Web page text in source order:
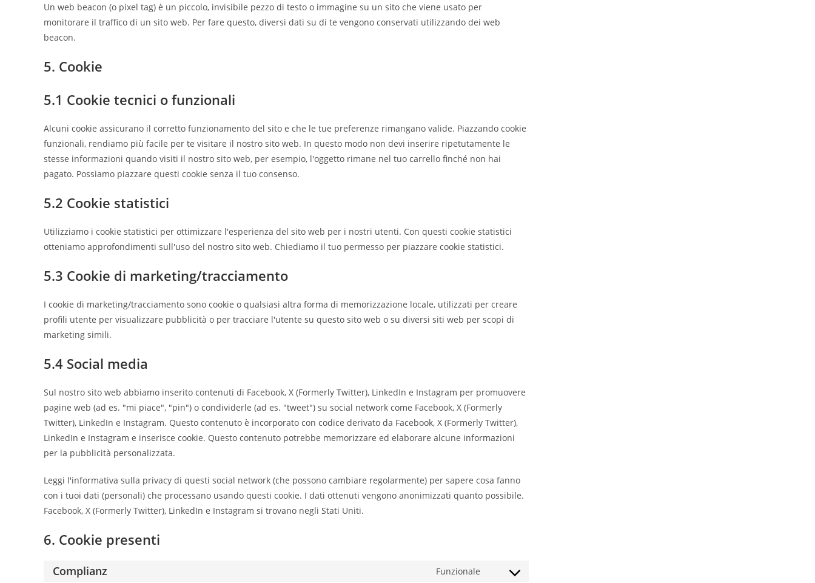
Un web beacon (o pixel tag) è un piccolo, invisibile pezzo di testo o immagine su un sito che viene usato per
monitorare il traffico di un sito web. Per fare questo, diversi dati su di te vengono conservati utilizzando dei web
beacon.
5. Cookie
5.1 Cookie tecnici o funzionali
Alcuni cookie assicurano il corretto funzionamento del sito e che le tue preferenze rimangano valide. Piazzando cookie
funzionali, rendiamo più facile per te visitare il nostro sito web. In questo modo non devi inserire ripetutamente le
stesse informazioni quando visiti il nostro sito web, per esempio, l'oggetto rimane nel tuo carrello finché non hai
pagato. Possiamo piazzare questi cookie senza il tuo consenso.
5.2 Cookie statistici
Utilizziamo i cookie statistici per ottimizzare l'esperienza del sito web per i nostri utenti. Con questi cookie statistici
otteniamo approfondimenti sull'uso del nostro sito web. Chiediamo il tuo permesso per piazzare cookie statistici.
5.3 Cookie di marketing/tracciamento
I cookie di marketing/tracciamento sono cookie o qualsiasi altra forma di memorizzazione locale, utilizzati per creare
profili utente per visualizzare pubblicità o per tracciare l'utente su questo sito web o su diversi siti web per scopi di
marketing simili.
5.4 Social media
Sul nostro sito web abbiamo inserito contenuti di Facebook, X (Formerly Twitter), LinkedIn e Instagram per promuovere
pagine web (ad es. "mi piace", "pin") o condividerle (ad es. "tweet") su social network come Facebook, X (Formerly
Twitter), LinkedIn e Instagram. Questo contenuto è incorporato con codice derivato da Facebook, X (Formerly Twitter),
LinkedIn e Instagram e inserisce cookie. Questo contenuto potrebbe memorizzare ed elaborare alcune informazioni
per la pubblicità personalizzata.
Leggi l'informativa sulla privacy di questi social network (che possono cambiare regolarmente) per sapere cosa fanno
con i tuoi dati (personali) che processano usando questi cookie. I dati ottenuti vengono anonimizzati quanto possibile.
Facebook, X (Formerly Twitter), LinkedIn e Instagram si trovano negli Stati Uniti.
6. Cookie presenti
Complianz Funzionale
Consent